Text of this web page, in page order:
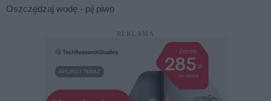
Oszczędzaj wodę - pij piwo
REKLAMA